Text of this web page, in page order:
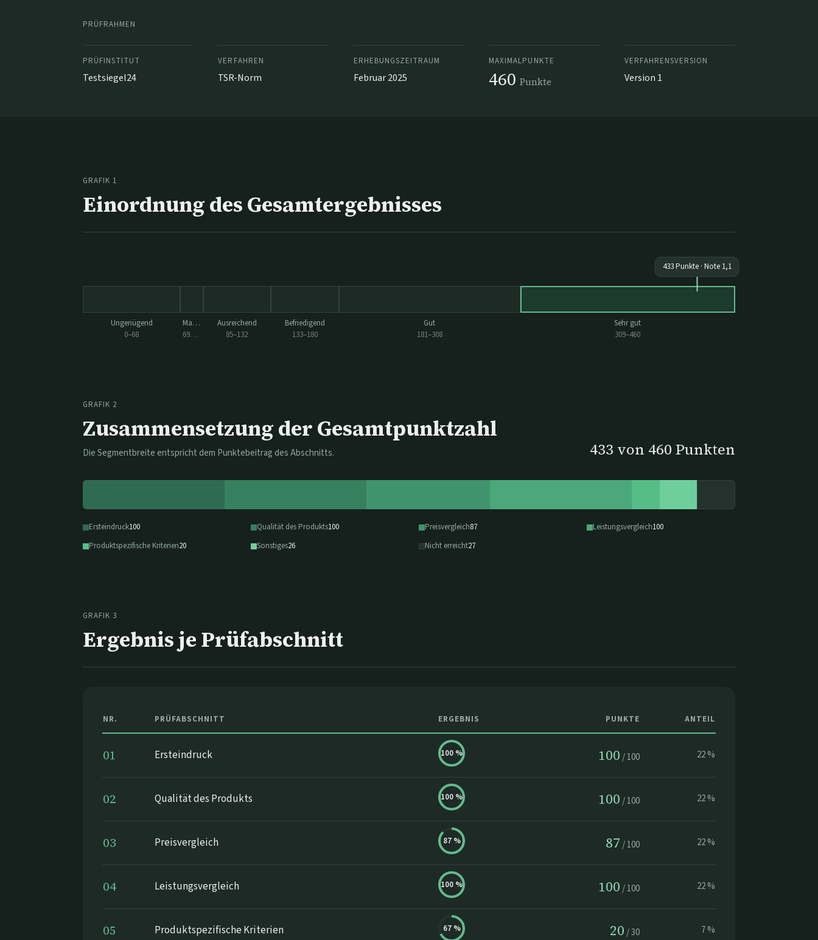
PRÜFRAHMEN
PRÜFINSTITUT
Testsiegel24
VERFAHREN
TSR-Norm
ERHEBUNGSZEITRAUM
Februar 2025
MAXIMALPUNKTE
460 Punkte
VERFAHRENSVERSION
Version 1
GRAFIK 1
Einordnung des Gesamtergebnisses
433Punkte · Note 1,1
Ungenügend
0–68
Mangelhaft
69
–84
Ausreichend
85–132
Befriedigend
133–180
Gut
181–308
Sehr gut
309–460
GRAFIK 2
Zusammensetzung der Gesamtpunktzahl
Die Segmentbreite entspricht dem Punktebeitrag des Abschnitts. 433 von 460 Punkten
Ersteindruck100 Qualität des Produkts100 Preisvergleich87 Leistungsvergleich100
Produktspezifische Kriterien20 Sonstiges26 Nicht erreicht27
GRAFIK 3
Ergebnis je Prüfabschnitt
NR. PRÜFABSCHNITT ERGEBNIS PUNKTE ANTEIL
01 Ersteindruck 100 % 100 /100 22%
02 Qualität des Produkts 100 % 100 /100 22%
03 Preisvergleich 87% 87 /100 22%
04 Leistungsvergleich 100 % 100 /100 22%
05 Produktspezifische Kriterien 67% 20 /30 7%